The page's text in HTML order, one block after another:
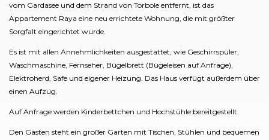
vom Gardasee und dem Strand von Torbole entfernt, ist das
Appartement Raya eine neu errichtete Wohnung, die mit größter
Sorgfalt eingerichtet wurde.
Es ist mit allen Annehmlichkeiten ausgestattet, wie Geschirrspüler,
Waschmaschine, Fernseher, Bügelbrett (Bügeleisen auf Anfrage),
Elektroherd, Safe und eigener Heizung. Das Haus verfügt außerdem über
einen Aufzug.
Auf Anfrage werden Kinderbettchen und Hochstühle bereitgestellt.
Den Gästen steht ein großer Garten mit Tischen, Stühlen und bequemen